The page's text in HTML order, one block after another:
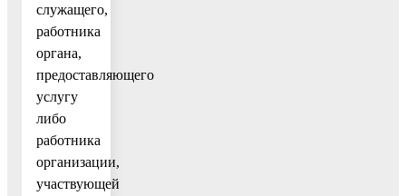
служащего,
работника
органа,
предоставляющего
услугу
либо
работника
организации,
участвующей